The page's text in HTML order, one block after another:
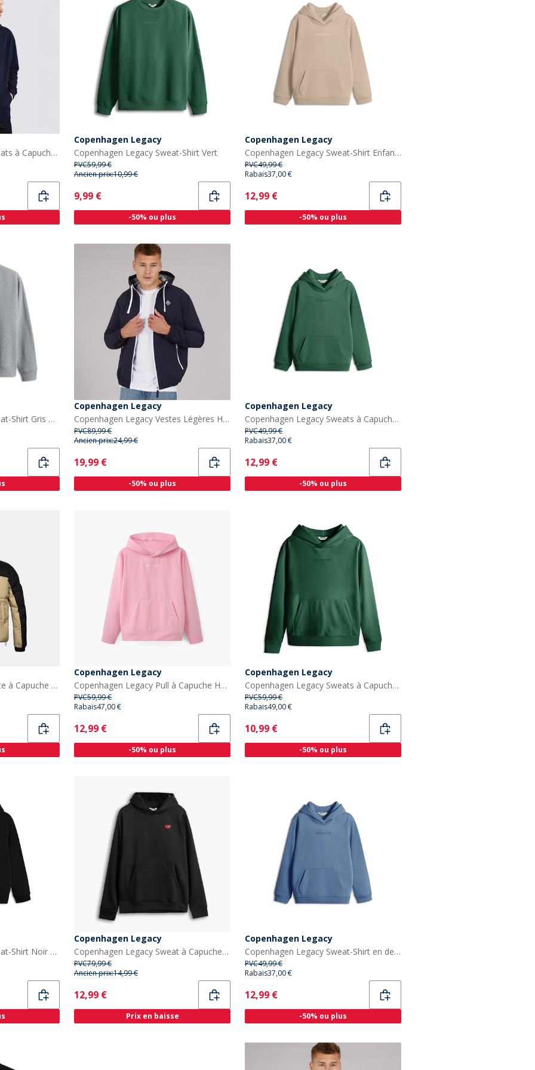
Copenhagen Legacy Sweats à Capuche Bleu
Copenhagen Legacy
Copenhagen Legacy Sweat-Shirt Vert
PVC59,99 €
Ancien prix:10,99 €
Current
9,99 €
-50% ou plus
Copenhagen Legacy
Copenhagen Legacy Sweat-Shirt Enfant désert
PVC49,99 €
Rabais37,00 €
Current
12,99 €
-50% ou plus
Copenhagen Legacy Sweat-Shirt Gris Mélange
Copenhagen Legacy
Copenhagen Legacy Vestes Légères Homme Marine
PVC89,99 €
Ancien prix:24,99 €
Current
19,99 €
-50% ou plus
Copenhagen Legacy
Copenhagen Legacy Sweats à Capuche Enfants Vert
PVC49,99 €
Rabais37,00 €
Current
12,99 €
-50% ou plus
Copenhagen Legacy Veste à Capuche Homme Kaki/Noir
Copenhagen Legacy
Copenhagen Legacy Pull à Capuche Homme Rose
PVC59,99 €
Rabais47,00 €
Current
12,99 €
-50% ou plus
Copenhagen Legacy
Copenhagen Legacy Sweats à Capuche Vert
PVC59,99 €
Rabais49,00 €
Current
10,99 €
-50% ou plus
Copenhagen Legacy Sweat-Shirt Noir enfant
Copenhagen Legacy
Copenhagen Legacy Sweat à Capuche Homme imprimé cœur Noir
PVC79,99 €
Ancien prix:14,99 €
Current
12,99 €
Prix en baisse
Copenhagen Legacy
Copenhagen Legacy Sweat-Shirt en denim Chiné enfants
PVC49,99 €
Rabais37,00 €
Current
12,99 €
-50% ou plus